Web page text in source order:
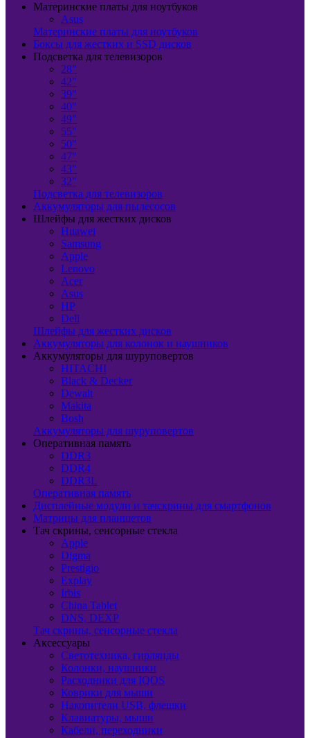
Материнские платы для ноутбуков
Asus
Материнские платы для ноутбуков
Боксы для жестких и SSD дисков
Подсветка для телевизоров
28"
42"
39"
40"
49"
55"
50"
47"
43"
32"
Подсветка для телевизоров
Аккумуляторы для пылесосов
Шлейфы для жестких дисков
Huawei
Samsung
Apple
Lenovo
Acer
Asus
HP
Dell
Шлейфы для жестких дисков
Аккумуляторы для колонок и наушников
Аккумуляторы для шуруповертов
HITACHI
Black & Decker
Dewalt
Makita
Bosh
Аккумуляторы для шуруповертов
Оперативная память
DDR3
DDR4
DDR3L
Оперативная память
Дисплейные модули и тачскрины для смартфонов
Матрицы для планшетов
Тач скрины, сенсорные стекла
Apple
Digma
Prestigio
Explay
Irbis
China Tablet
DNS, DEXP
Тач скрины, сенсорные стекла
Аксессуары
Светотехника, гирлянды
Колонки, наушники
Расходники для IQOS
Коврики для мыши
Накопители USB, флешки
Клавиатуры, мыши
Кабели, переходники